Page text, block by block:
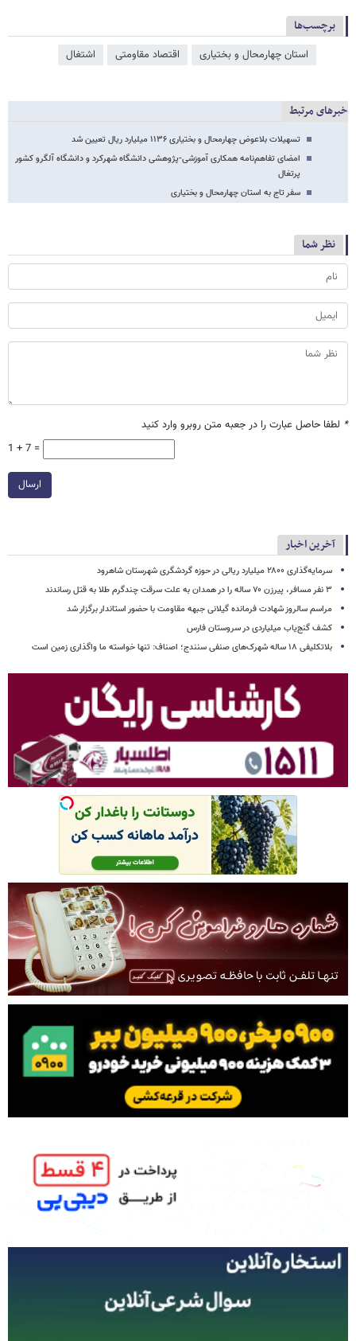
برچسب‌ها
استان چهارمحال و بختیاری اقتصاد مقاومتی اشتغال
خبرهای مرتبط
تسهیلات بلاعوض چهارمحال و بختیاری ۱۱۳۶ میلیارد ریال تعیین شد
امضای تفاهم‌نامه همکاری آموزشی-پژوهشی دانشگاه شهرکرد و دانشگاه آلگرو کشور
پرتغال‎
سفر تاج به استان چهارمحال و بختیاری
نظر شما
* لطفا حاصل عبارت را در جعبه متن روبرو وارد کنید
1 + 7 =
ارسال
آخرین اخبار
سرمایه‌گذاری ۲۸۰۰ میلیارد ریالی در حوزه گردشگری شهرستان شاهرود
۳ نفر مسافر، پیرزن ۷۰ ساله را در همدان به علت سرقت چندگرم طلا به قتل رساندند
مراسم سالروز شهادت فرمانده گیلانی جبهه مقاومت با حضور استاندار برگزار شد
کشف گنج‌یاب میلیاردی در سروستان فارس
بلاتکلیفی ۱۸ ساله شهرک‌های صنفی سنندج؛ اصناف: تنها خواسته ما واگذاری زمین است